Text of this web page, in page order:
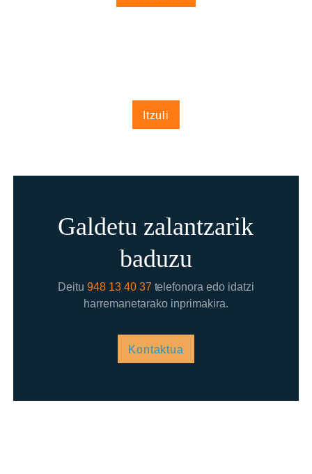
Itzuli
Galdetu zalantzarik
baduzu
Deitu 948 13 40 37 telefonora edo idatzi
harremanetarako inprimakira.
Kontaktua